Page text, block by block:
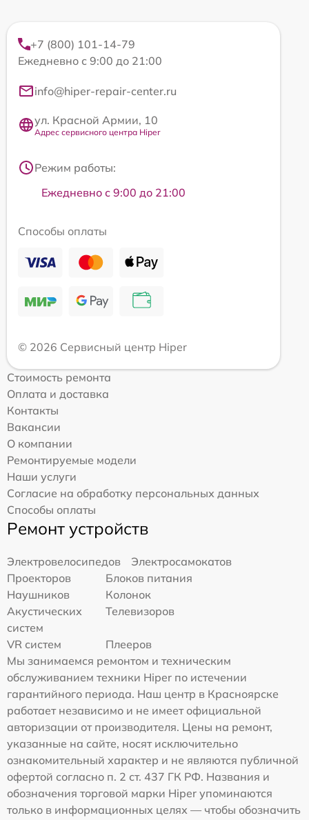
+7 (800) 101-14-79
Ежедневно с 9:00 до 21:00
info@hiper-repair-center.ru
ул. Красной Армии, 10
Адрес сервисного центра Hiper
Режим работы:
Ежедневно с 9:00 до 21:00
Способы оплаты
© 2026 Сервисный центр Hiper
Стоимость ремонта
Оплата и доставка
Контакты
Вакансии
О компании
Ремонтируемые модели
Наши услуги
Согласие на обработку персональных данных
Способы оплаты
Ремонт устройств
Электровелосипедов
Электросамокатов
Проекторов
Блоков питания
Наушников
Колонок
Акустических
систем
Телевизоров
VR систем
Плееров
Мы занимаемся ремонтом и техническим
обслуживанием техники Hiper по истечении
гарантийного периода. Наш центр в Красноярске
работает независимо и не имеет официальной
авторизации от производителя. Цены на ремонт,
указанные на сайте, носят исключительно
ознакомительный характер и не являются публичной
офертой согласно п. 2 ст. 437 ГК РФ. Названия и
обозначения торговой марки Hiper упоминаются
только в информационных целях — чтобы обозначить